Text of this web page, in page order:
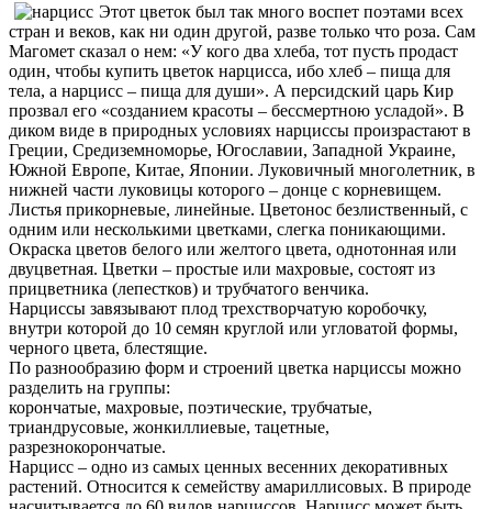
Этот цветок был так много воспет поэтами всех
стран и веков, как ни один другой, разве только что роза. Сам
Магомет сказал о нем: «У кого два хлеба, тот пусть продаст
один, чтобы купить цветок нарцисса, ибо хлеб – пища для
тела, а нарцисс – пища для души». А персидский царь Кир
прозвал его «созданием красоты – бессмертною усладой». В
диком виде в природных условиях нарциссы произрастают в
Греции, Средиземноморье, Югославии, Западной Украине,
Южной Европе, Китае, Японии. Луковичный многолетник, в
нижней части луковицы которого – донце с корневищем.
Листья прикорневые, линейные. Цветонос безлиственный, с
одним или несколькими цветками, слегка поникающими.
Окраска цветов белого или желтого цвета, однотонная или
двуцветная. Цветки – простые или махровые, состоят из
прицветника (лепестков) и трубчатого венчика.
Нарциссы завязывают плод трехстворчатую коробочку,
внутри которой до 10 семян круглой или угловатой формы,
черного цвета, блестящие.
По разнообразию форм и строений цветка нарциссы можно
разделить на группы:
корончатые, махровые, поэтические, трубчатые,
триандрусовые, жонкиллиевые, тацетные,
разрезнокорончатые.
Нарцисс – одно из самых ценных весенних декоративных
растений. Относится к семейству амариллисовых. В природе